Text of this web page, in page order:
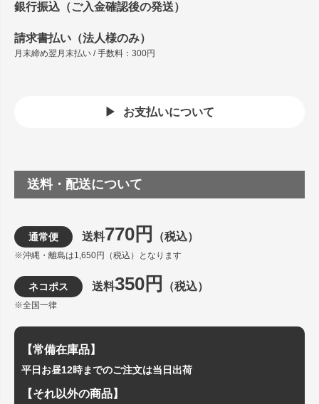
銀行振込（ご入金確認後の発送）
請求書払い（法人様のみ）
月末締め翌月末払い / 手数料：300円
お支払いについて
送料・配送について
通常便 送料770円 （税込）
※沖縄・離島は1,650円（税込）となります
ネコポス 送料350円 （税込）
※全国一律
【常備在庫品】
平日お昼12時までのご注文は当日出荷
【それ以外の商品】